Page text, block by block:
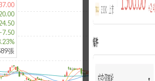
-7.50
張